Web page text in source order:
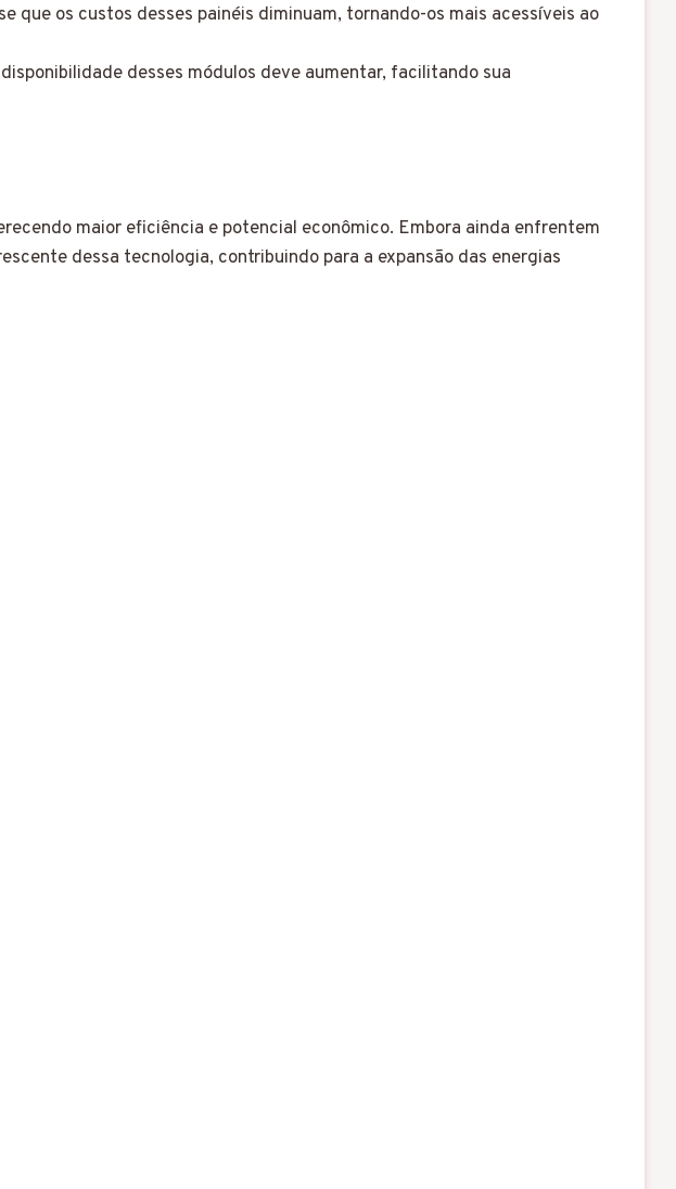
que os custos desses painéis diminuam, tornando-os mais acessíveis ao
desses módulos deve aumentar, facilitando sua
maior eficiência e potencial econômico. Embora ainda enfrentem
dessa tecnologia, contribuindo para a expansão das energias